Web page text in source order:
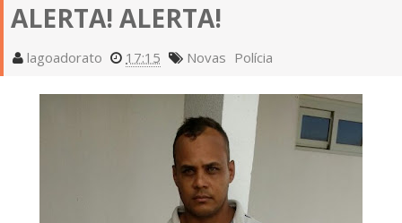
ALERTA! ALERTA!
lagoadorato 17:15 Novas Polícia